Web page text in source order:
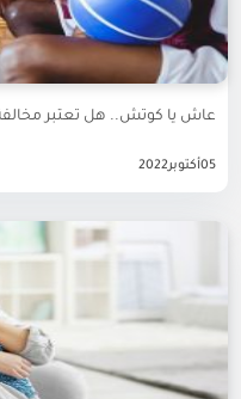
عاش يا كوتش.. هل تعتبر
05أكتوبر2022